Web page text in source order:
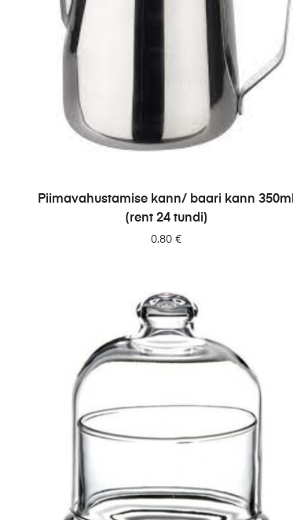
LISA PÄRINGUSSE
Piimavahustamise kann/ baari kann 350ml
(rent 24 tundi)
0.80€